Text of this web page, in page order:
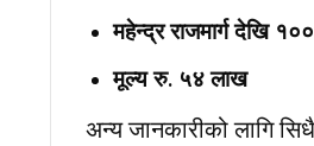
महेन्द्र राजमार्ग देखि
मूल्य रु. ५४ लाख
अन्य जानकारीको लागि